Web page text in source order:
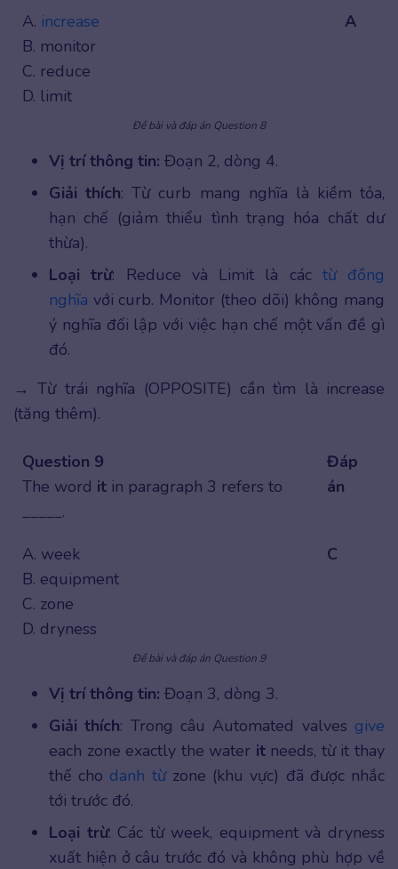
A. increase
B. monitor
C. reduce
D. limit
A
Đề bài và đáp án Question 8
Vị trí thông tin: Đoạn 2, dòng 4.
Giải thích: Từ curb mang nghĩa là kiềm tỏa,
hạn chế (giảm thiểu tình trạng hóa chất dư
thừa).
Loại trừ: Reduce và Limit là các từ đồng
nghĩa với curb. Monitor (theo dõi) không mang
ý nghĩa đối lập với việc hạn chế một vấn đề gì
đó.
→ Từ trái nghĩa (OPPOSITE) cần tìm là increase
(tăng thêm).
Question 9
The word it in paragraph 3 refers to
_____.
Đáp
án
A. week
B. equipment
C. zone
D. dryness
C
Đề bài và đáp án Question 9
Vị trí thông tin: Đoạn 3, dòng 3.
Giải thích: Trong câu Automated valves give
each zone exactly the water itneeds, từ it thay
thế cho danh từzone (khu vực) đã được nhắc
tới trước đó.
Loại trừ: Các từ week, equipment và dryness
xuất hiện ở câu trước đó và không phù hợp về